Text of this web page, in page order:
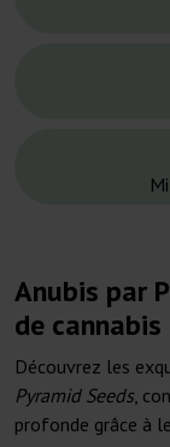
Anubis par
de
Découvrez les
Pyramid Seeds,
profonde grâce à